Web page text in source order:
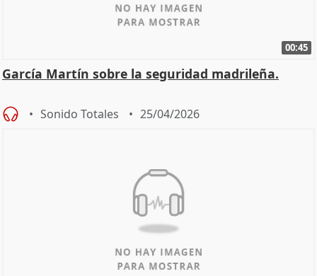
00:45
García Martín sobre la seguridad madrileña.
Sonido Totales 25/04/2026